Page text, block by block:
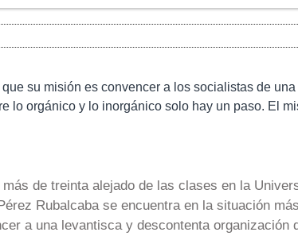
su misión es convencer a los socialistas de una
lo orgánico y lo inorgánico solo hay un paso. El
de treinta alejado de las clases en la
Rubalcaba se encuentra en la situación
a una levantisca y descontenta organización